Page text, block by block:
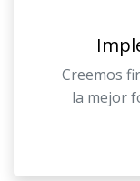
Creemos
la mejor